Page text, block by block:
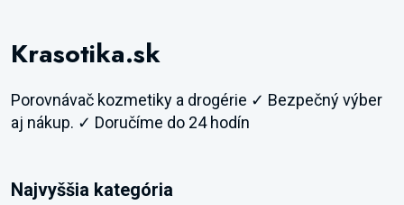
Krasotika.sk
Porovnávač kozmetiky a drogérie ✓ Bezpečný výber
aj nákup. ✓ Doručíme do 24 hodín
Najvyššia kategória